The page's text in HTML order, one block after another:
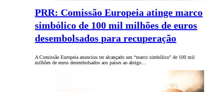
PRR: Comissão Europeia atinge marco
simbólico de 100 mil milhões de euros
desembolsados para recuperação
A Comissão Europeia anunciou ter alcançado um “marco simbólico” de 100 mil
milhões de euros desembolsados aos países ao abrigo…